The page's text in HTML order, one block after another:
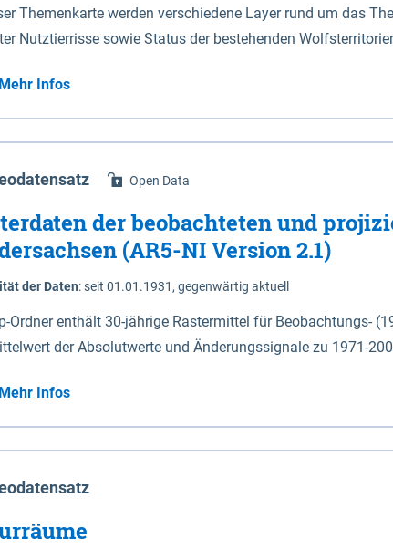
Themenkarte werden verschiedene Layer rund um das
Nutztierrisse sowie Status der bestehenden
Mehr Infos
Open Data
der beobachteten und
(AR5-NI Version 2.1)
der Daten:seit 01.01.1931, gegenwärtig aktuell
Ordner enthält 30-jährige Rastermittel für Beobachtungs-
der Absolutwerte und Änderungssignale zu 1971-
(Jun. - Aug.) - au: Herbst (Sep. - Nov.) - wi: Winter (Dez. - Feb.) - hyr:
Jahr (Nov. - Okt.) - hsu: Hydrologisches
- vd: Vegetationsruhe (Okt. - Mär.) Neben den Rasterdaten ist eine
zu den Dateinamen und für eine Darstellung im GIS
code gegeben.
Mehr Infos